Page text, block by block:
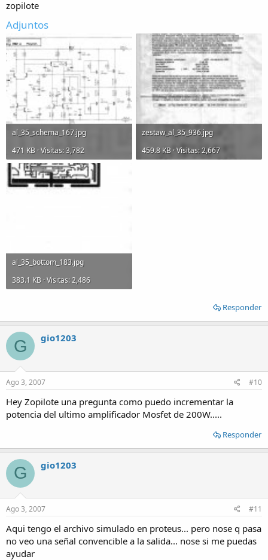
zopilote
Adjuntos
al_35_schema_167.jpg
471 KB · Visitas: 3,782
zestaw_al_35_936.jpg
459.8 KB · Visitas: 2,667
al_35_bottom_183.jpg
383.1 KB · Visitas: 2,486
Responder
G gio1203
Ago 3, 2007 #10
Hey Zopilote una pregunta como puedo incrementar la
potencia del ultimo amplificador Mosfet de 200W.....
Responder
G gio1203
Ago 3, 2007 #11
Aqui tengo el archivo simulado en proteus... pero nose q pasa
no veo una señal convencible a la salida... nose si me puedas
ayudar